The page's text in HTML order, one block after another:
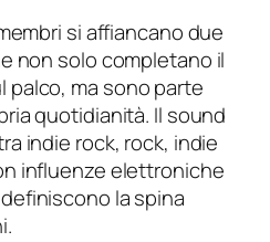
si affiancano due
non solo completano il
palco, ma sono parte
quotidianità. Il sound
indie rock, rock, indie
influenze elettroniche
la spina